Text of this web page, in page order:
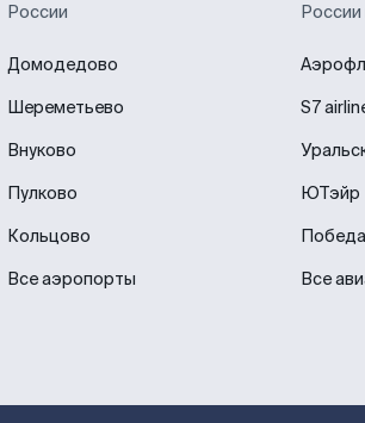
России
Домодедово
Шереметьево
Внуково
Пулково
Кольцово
Все аэропорты
S7
ЮТэйр
Победа
Все